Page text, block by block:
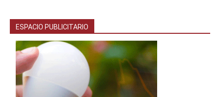
ESPACIO PUBLICITARIO